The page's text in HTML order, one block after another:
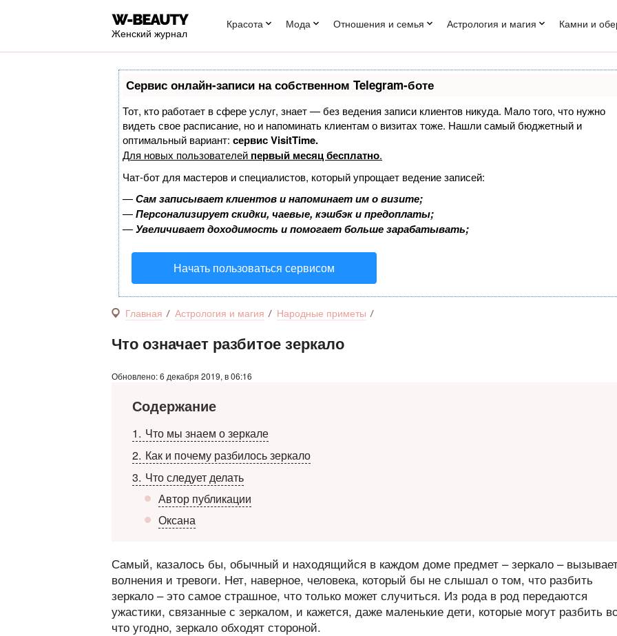
Женский журнал
Красота Мода Отношения и семья Астрология и магия Камни и
Сервис онлайн-записи на собственном Telegram-боте
Тот, кто работает в сфере услуг, знает — без ведения записи клиентов никуда. Мало того, что нужно
видеть свое расписание, но и напоминать клиентам о визитах тоже. Нашли самый бюджетный и
оптимальный вариант: сервис VisitTime.
Для новых пользователей первый месяц бесплатно.
Чат-бот для мастеров и специалистов, который упрощает ведение записей:
—Сам записывает клиентов и напоминает им о визите;
—Персонализирует скидки, чаевые, кэшбэк и предоплаты;
—Увеличивает доходимость и помогает больше зарабатывать;
Начать пользоваться сервисом
Главная Астрология и магия Народные приметы
Что означает разбитое зеркало
Обновлено: 6 декабря 2019, в 06:16
Содержание
1
Что мы знаем о зеркале
2 Как и почему разбилось зеркало
3 Что следует делать
Автор публикации
Оксана
Самый, казалось бы, обычный и находящийся в каждом доме предмет – зеркало –
волнения и тревоги. Нет, наверное, человека, который бы не слышал о том, что разбить
зеркало – это самое страшное, что только может случиться. Из рода в род передаются
ужастики, связанные с зеркалом, и кажется, даже маленькие дети, которые могут разбить
что угодно, зеркало обходят стороной.